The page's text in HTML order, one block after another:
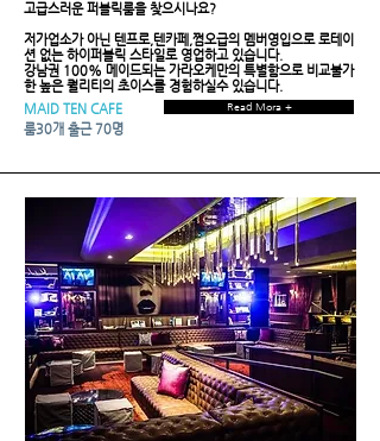
고급스러운 퍼블릭룸을 찾으시나요?
저가업소가 아닌 텐프로,텐카페,쩜오급의 멤버영입으로 로테이
션 없는 하이퍼블릭 스타일로 영업하고 있습니다.
​강남권 100% 메이드되는 가라오케만의 특별함으로 비교불가
한 높은 퀄리티의 초이스를 경험하실수 있습니다.
룸30개 출근 70명
MAID TEN CAFE Read Mora +